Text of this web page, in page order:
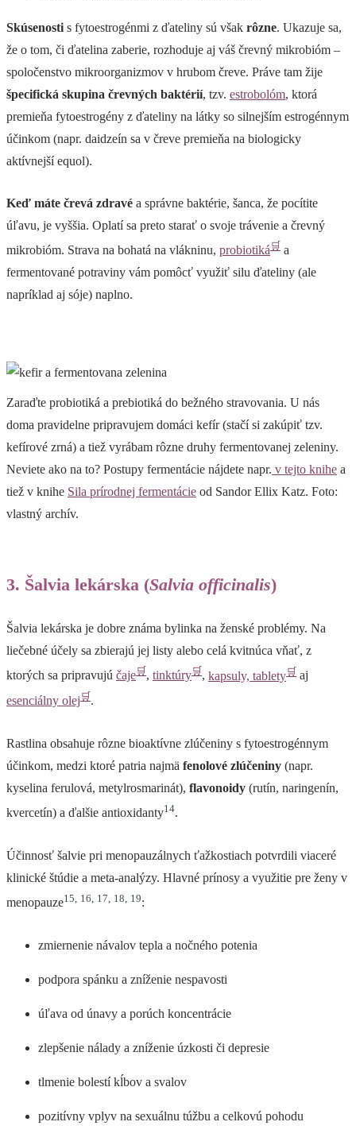
Skúsenosti s fytoestrogénmi z ďateliny sú však rôzne. Ukazuje sa,
že o tom, či ďatelina zaberie, rozhoduje aj váš črevný mikrobióm –
spoločenstvo mikroorganizmov v hrubom čreve. Práve tam žije
špecifická skupina črevných baktérií, tzv. estrobolóm, ktorá
premieňa fytoestrogény z ďateliny na látky so silnejším estrogénnym
účinkom (napr. daidzeín sa v čreve premieňa na biologicky
aktívnejší equol).
Keď máte črevá zdravé a správne baktérie, šanca, že pocítite
úľavu, je vyššia. Oplatí sa preto starať o svoje trávenie a črevný
mikrobióm. Strava na bohatá na vlákninu, probiotiká🛒 a
fermentované potraviny vám pomôcť využiť silu ďateliny (ale
napríklad aj sóje) naplno.
Zaraďte probiotiká a prebiotiká do bežného stravovania. U nás
doma pravidelne pripravujem domáci kefír (stačí si zakúpiť tzv.
kefírové zrná) a tiež vyrábam rôzne druhy fermentovanej zeleniny.
Neviete ako na to? Postupy fermentácie nájdete napr. v tejto knihe a
tiež v knihe Sila prírodnej fermentácie od Sandor Ellix Katz. Foto:
vlastný archív.
3. Šalvia lekárska (Salvia officinalis)
Šalvia lekárska je dobre známa bylinka na ženské problémy. Na
liečebné účely sa zbierajú jej listy alebo celá kvitnúca vňať, z
ktorých sa pripravujú čaje🛒 , tinktúry🛒 , kapsuly, tablety🛒 aj
esenciálny olej 🛒 .
Rastlina obsahuje rôzne bioaktívne zlúčeniny s fytoestrogénnym
účinkom, medzi ktoré patria najmä fenolové zlúčeniny (napr.
kyselina ferulová, metylrosmarinát), flavonoidy (rutín, naringenín,
kvercetín) a ďalšie antioxidanty14.
Účinnosť šalvie pri menopauzálnych ťažkostiach potvrdili viaceré
klinické štúdie a meta-analýzy. Hlavné prínosy a využitie pre ženy v
menopauze15 16 17 18 19:
zmiernenie návalov tepla a nočného potenia
podpora spánku a zníženie nespavosti
úľava od únavy a porúch koncentrácie
zlepšenie nálady a zníženie úzkosti či depresie
tlmenie bolestí kĺbov a svalov
pozitívny vplyv na sexuálnu túžbu a celkovú pohodu